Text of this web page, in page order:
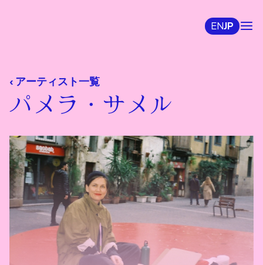
JP
EN
‹ アーティスト一覧
パメラ・サメル